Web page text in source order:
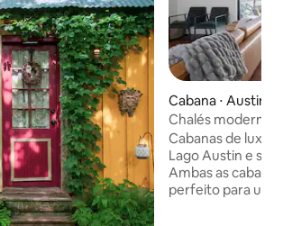
Cabana ⋅ Austin
Chalés
com piscina de
Cabanas de luxo
Lago Austin e
Ambas as
perfeito para um